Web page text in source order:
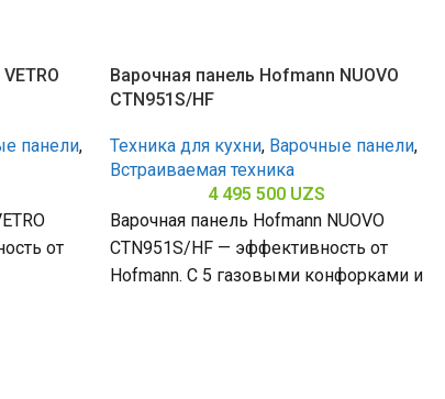
панели,
от
Варочная панель Hofmann NUOVO
CTN951S/HF
Техника для кухни, Варочные панели,
Встраиваемая техника
4 495 500 UZS
Варочная панель Hofmann NUOVO
CTN951S/HF — эффективность от
Hofmann. С 5 газовыми конфорками и